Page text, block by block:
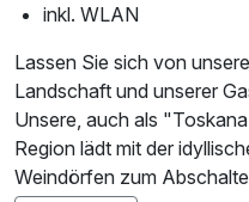
inkl. WLAN
Lassen Sie sich von
Landschaft und unserer
Unsere, auch als
Region lädt mit der
Weindörfen zum